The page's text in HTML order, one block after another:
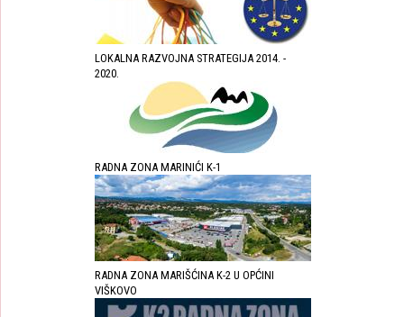
LOKALNA RAZVOJNA STRATEGIJA 2014. -
2020.
RADNA ZONA MARINIĆI K-1
RADNA ZONA MARIŠĆINA K-2 U OPĆINI
VIŠKOVO